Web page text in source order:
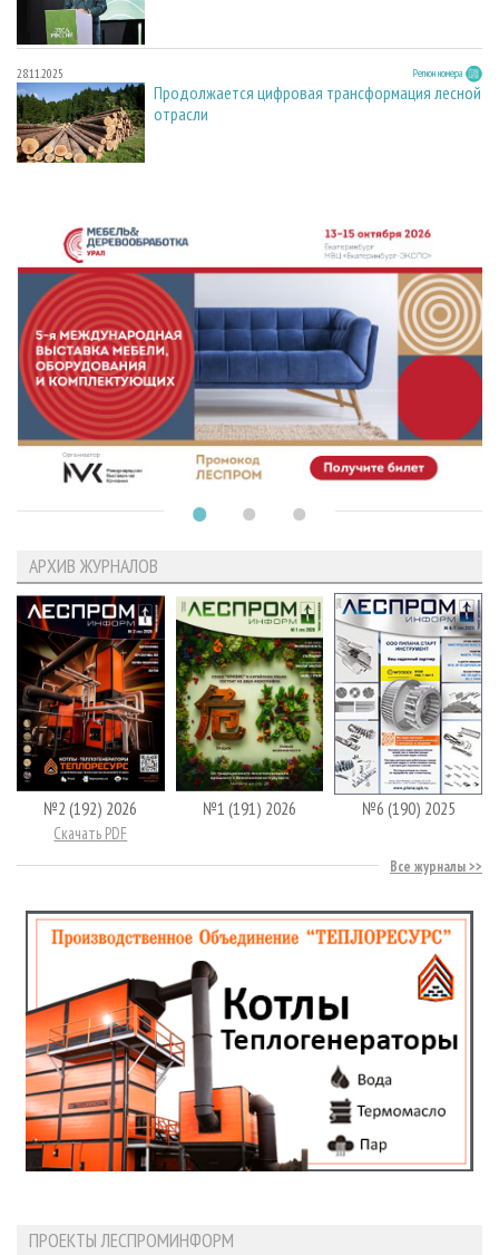
28.11.2025 Регион номера
Продолжается цифровая трансформация лесной
отрасли
АРХИВ ЖУРНАЛОВ
№2 (192) 2026
Скачать PDF
№1 (191) 2026 №6 (190) 2025
Все журналы
ПРОЕКТЫ ЛЕСПРОМИНФОРМ